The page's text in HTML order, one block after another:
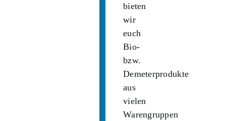
bieten
wir
euch
Bio-
bzw.
Demeterprodukte
aus
vielen
Warengruppen